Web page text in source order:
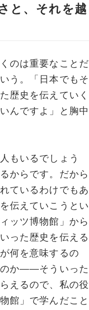
と、それを越
のは重要なことだ
う。「日本でもそ
歴史を伝えていく
んですよ」と胸中
もいるでしょう
からです。だから
ているわけでもあ
伝えていこうとい
ッツ博物館」から
った歴史を伝える
何を意味するの
のか――そういった
えるので、私の役
館」で学んだこと